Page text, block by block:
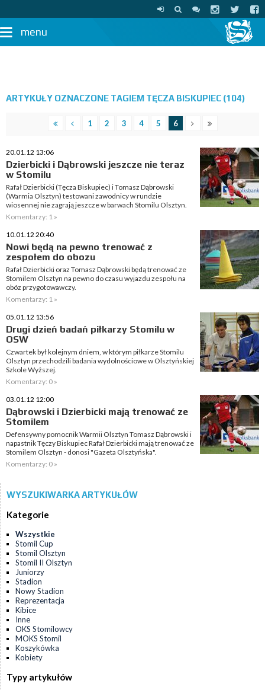
menu
ARTYKUŁY OZNACZONE TAGIEM TĘCZA BISKUPIEC (104)
1 2 3 4 5 6
20.01.12 13:06
Dzierbicki i Dąbrowski jeszcze nie teraz
w Stomilu
Rafał Dzierbicki (Tęcza Biskupiec) i Tomasz Dąbrowski
(Warmia Olsztyn) testowani zawodnicy w rundzie
wiosennej nie zagrają jeszcze w barwach Stomilu Olsztyn.
Komentarzy: 1 »
10.01.12 20:40
Nowi będą na pewno trenować z
zespołem do obozu
Rafał Dzierbicki oraz Tomasz Dąbrowski będą trenować ze
Stomilem Olsztyn na pewno do czasu wyjazdu zespołu na
obóz przygotowawczy.
Komentarzy: 1 »
05.01.12 13:56
Drugi dzień badań piłkarzy Stomilu w
OSW
Czwartek był kolejnym dniem, w którym piłkarze Stomilu
Olsztyn przechodzili badania wydolnościowe w Olsztyńskiej
Szkole Wyższej.
Komentarzy: 0 »
03.01.12 12:00
Dąbrowski i Dzierbicki mają trenować ze
Stomilem
Defensywny pomocnik Warmii Olsztyn Tomasz Dąbrowski i
napastnik Tęczy Biskupiec Rafał Dzierbicki mają trenować ze
Stomilem Olsztyn - donosi "Gazeta Olsztyńska".
Komentarzy: 0 »
WYSZUKIWARKA ARTYKUŁÓW
Kategorie
Wszystkie
Stomil Cup
Stomil Olsztyn
Stomil II Olsztyn
Juniorzy
Stadion
Nowy Stadion
Reprezentacja
Kibice
Inne
OKS Stomilowcy
MOKS Stomil
Koszykówka
Kobiety
Typy artykułów